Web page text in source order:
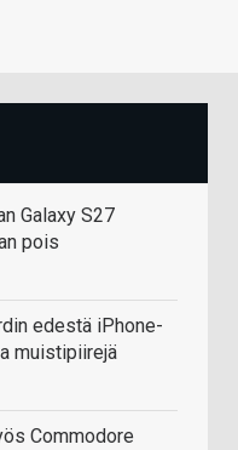
Galaxy S27
pois
edestä iPhone-
muistipiirejä
Commodore